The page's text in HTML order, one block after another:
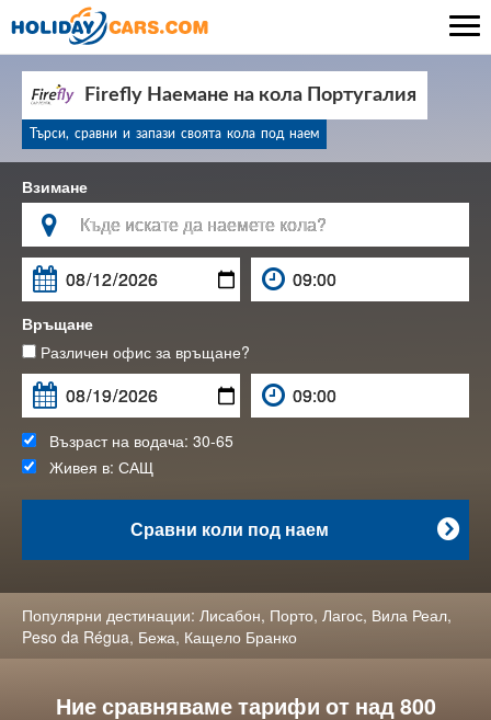
Firefly Наемане на кола Португалия
Търси, сравни и запази своята кола под наем
Взимане


Връщане
Различен офис за връщане?
Възраст на водача: 30-65
Живея в: САЩ

Сравни коли под наем
Популярни дестинации: Лисабон, Порто, Лагос, Вила Реал,
Peso da Régua, Бежа, Кащело Бранко
Ние сравняваме тарифи от над 800